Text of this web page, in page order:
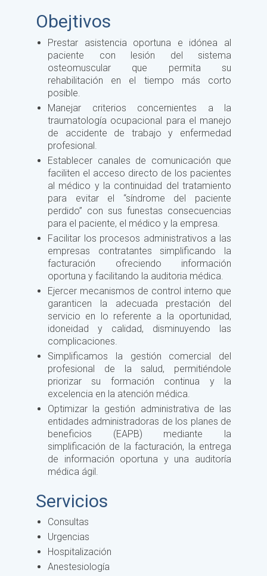
Obejtivos
Prestar asistencia oportuna e idónea al
paciente con lesión del sistema
osteomuscular que permita su
rehabilitación en el tiempo más corto
posible.
Manejar criterios concernientes a la
traumatología ocupacional para el manejo
de accidente de trabajo y enfermedad
profesional.
Establecer canales de comunicación que
faciliten el acceso directo de los pacientes
al médico y la continuidad del tratamiento
para evitar el “síndrome del paciente
perdido” con sus funestas consecuencias
para el paciente, el médico y la empresa.
Facilitar los procesos administrativos a las
empresas contratantes simplificando la
facturación ofreciendo información
oportuna y facilitando la auditoria médica.
Ejercer mecanismos de control interno que
garanticen la adecuada prestación del
servicio en lo referente a la oportunidad,
idoneidad y calidad, disminuyendo las
complicaciones.
Simplificamos la gestión comercial del
profesional de la salud, permitiéndole
priorizar su formación continua y la
excelencia en la atención médica.
Optimizar la gestión administrativa de las
entidades administradoras de los planes de
beneficios (EAPB) mediante la
simplificación de la facturación, la entrega
de información oportuna y una auditoría
médica ágil.
Servicios
Consultas
Urgencias
Hospitalización
Anestesiología